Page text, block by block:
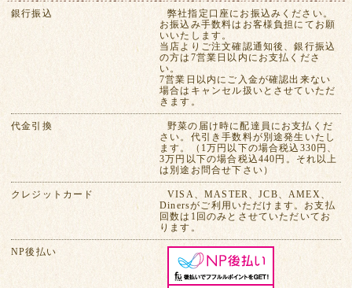
銀行振込
弊社指定口座にお振込みください。
お振込み手数料はお客様負担にてお願
いいたします。
当店よりご注文確認通知後、銀行振込
の方は7営業日以内にお支払くださ
い。
7営業日以内にご入金が確認出来ない
場合はキャンセル扱いとさせていただ
きます。
代金引換
野菜の届け時に配達員にお支払くだ
さい。代引き手数料が別途発生いたし
ます。（1万円以下の場合税込330円、
3万円以下の場合税込440円。それ以上
は別途お問合せ下さい）
クレジットカード
VISA、MASTER、JCB、AMEX、
Dinersがご利用いただけます。お支払
回数は1回のみとさせていただいてお
ります。
NP後払い